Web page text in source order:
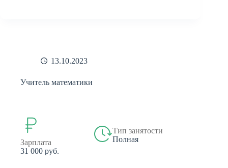
13.10.2023
Учитель математики
Зарплата
31 000 руб.
Тип занятости
Полная